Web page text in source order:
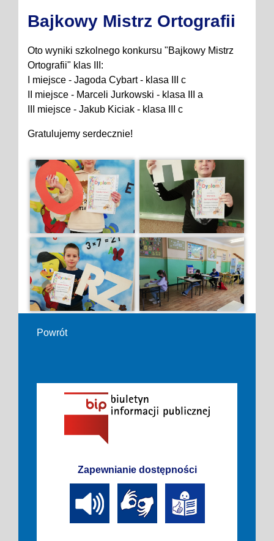
Bajkowy Mistrz Ortografii
Oto wyniki szkolnego konkursu "Bajkowy Mistrz
Ortografii" klas III:
I miejsce - Jagoda Cybart - klasa III c
II miejsce - Marceli Jurkowski - klasa III a
III miejsce - Jakub Kiciak - klasa III c
Gratulujemy serdecznie!
Powrót
Zapewnianie dostępności